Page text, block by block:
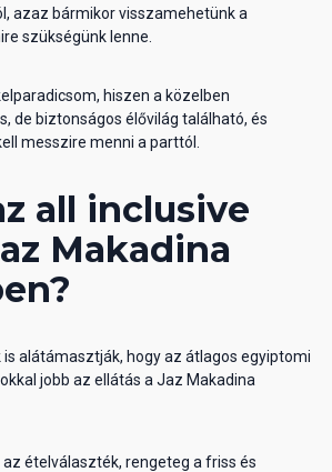
azaz bármikor visszamehetünk a
szükségünk lenne.
hiszen a közelben
de biztonságos élővilág található, és
messzire menni a parttól.
all inclusive
Makadina
alátámasztják, hogy az átlagos egyiptomi
jobb az ellátás a Jaz Makadina
ételválaszték, rengeteg a friss és